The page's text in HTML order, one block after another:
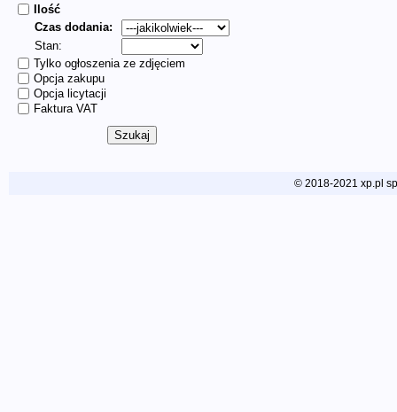
Ilość
Czas dodania:
Stan:
Tylko ogłoszenia ze zdjęciem
Opcja zakupu
Opcja licytacji
Faktura VAT
© 2018-2021 xp.pl